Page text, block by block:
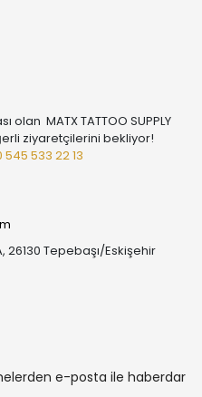
olan MATX TATTOO SUPPLY
ziyaretçilerini bekliyor!
545 533 22 13
26130 Tepebaşı/Eskişehir
e-posta ile haberdar